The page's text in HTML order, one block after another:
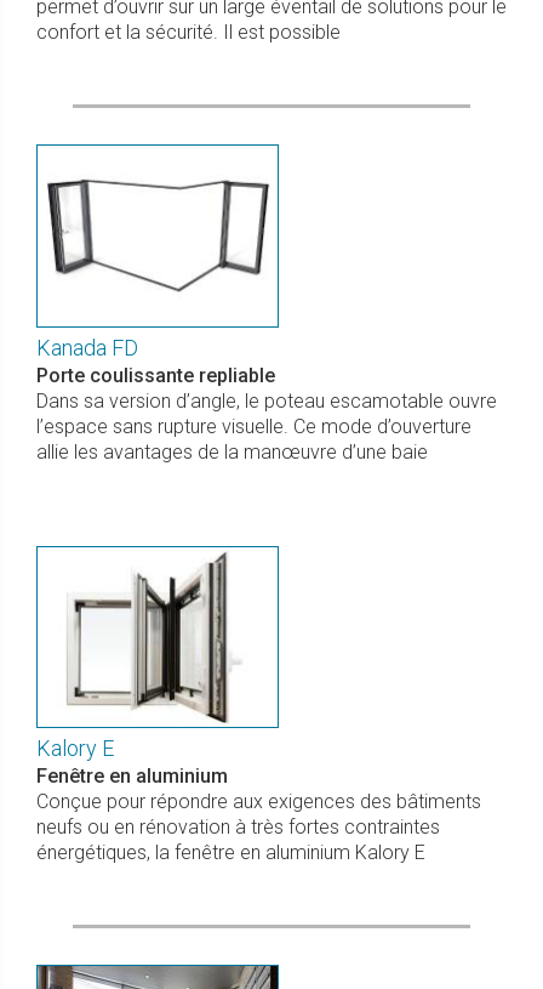
permet d’ouvrir sur un large éventail de solutions pour le
confort et la sécurité. Il est possible
Kanada FD
Porte coulissante repliable
Dans sa version d’angle, le poteau escamotable ouvre
l’espace sans rupture visuelle. Ce mode d’ouverture
allie les avantages de la manœuvre d’une baie
Kalory E
Fenêtre en aluminium
Conçue pour répondre aux exigences des bâtiments
neufs ou en rénovation à très fortes contraintes
énergétiques, la fenêtre en aluminium Kalory E